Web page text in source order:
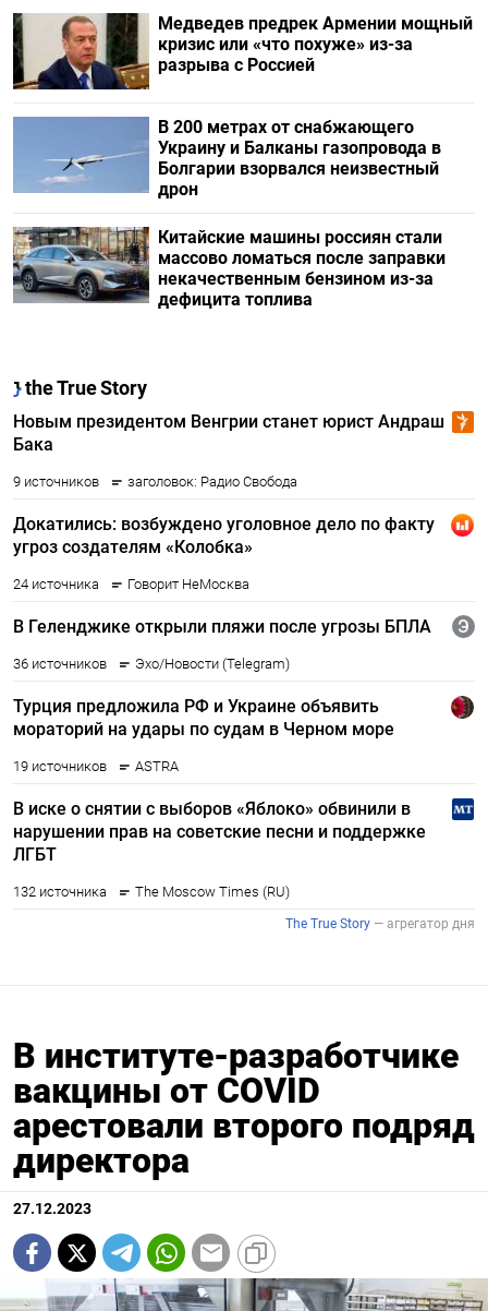
Медведев предрек Армении мощный
кризис или «что похуже» из-за
разрыва с Россией
В 200 метрах от снабжающего
Украину и Балканы газопровода в
Болгарии взорвался неизвестный
дрон
Китайские машины россиян стали
массово ломаться после заправки
некачественным бензином из-за
дефицита топлива
В институте-разработчике
вакцины от COVID
арестовали второго подряд
директора
27.12.2023